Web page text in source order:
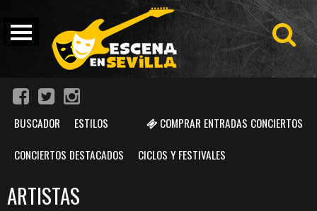
COMPRAR ENTRADAS CONCIERTOS
BUSCADOR ESTILOS
CONCIERTOS DESTACADOS CICLOS Y FESTIVALES
ARTISTAS